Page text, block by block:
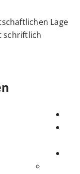
Lage
schriftlich